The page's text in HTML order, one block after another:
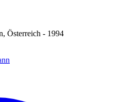
Österreich - 1994